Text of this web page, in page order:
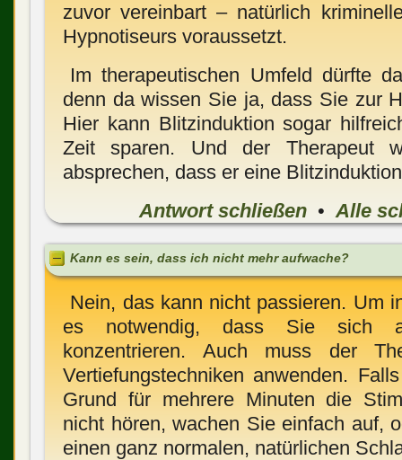
zuvor vereinbart – natürlich
Hypnotiseurs voraus­setzt.
Im therapeutischen Umfeld dürfte
denn da wissen Sie ja, dass Sie zur
Hier kann Blitzinduktion sogar
Zeit sparen. Und der Therapeut
absprechen, dass er eine
Antwort schließen •Alle
Kann es sein, dass ich nicht mehr aufwache?
Nein, das kann nicht passieren. Um
es notwendig, dass Sie sich
konzentrieren. Auch muss der
Vertiefungstechniken anwenden.
Grund für mehrere Minuten die
nicht hören, wachen Sie einfach auf,
einen ganz normalen, natürlichen